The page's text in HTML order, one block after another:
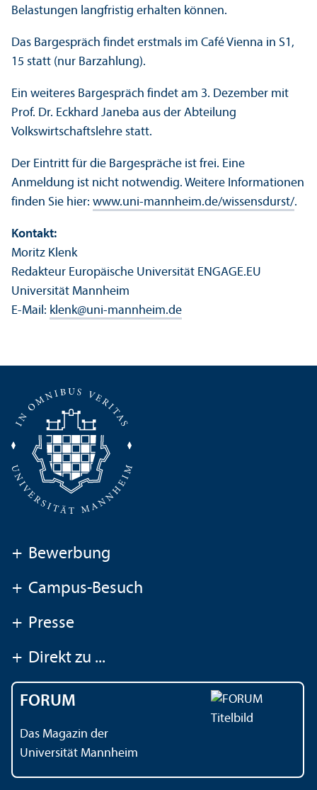
Belastungen langfristig erhalten können.
Das Bargespräch findet erstmals im Café Vienna in S1,
15 statt (nur Barzahlung).
Ein weiteres Bargespräch findet am 3. Dezember mit
Prof. Dr. Eckhard Janeba aus der Abteilung
Volkswirtschafts­lehre statt.
Der Eintritt für die Bargespräche ist frei. Eine
Anmeldung ist nicht notwendig. Weitere Informationen
finden Sie hier: www.uni-mannheim.de/wissensdurst/.
Kontakt:
Moritz Klenk
Redakteur Europäische Universität ENGAGE.EU
Universität Mannheim
E-Mail: klenk@uni-mannheim.de
+ Bewerbung
+ Campus-Besuch
+ Presse
+ Direkt zu ...
FORUM
Das Magazin der
Universität Mannheim